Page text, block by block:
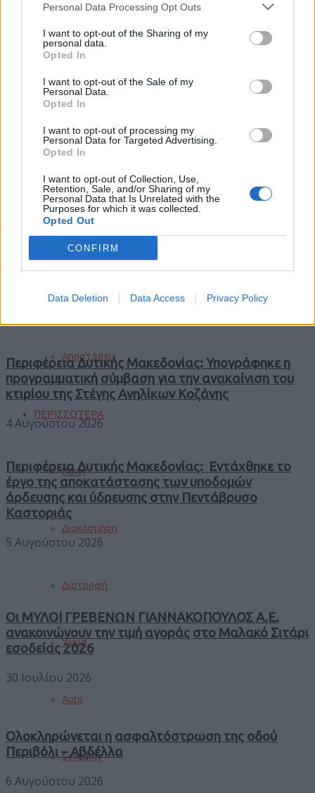
Personal Data Processing Opt Outs
I want to opt-out of the Sharing of my
personal data.
Opted In
I want to opt-out of the Sale of my
Personal Data.
Opted In
I want to opt-out of processing my
Personal Data for Targeted Advertising.
Opted In
I want to opt-out of Collection, Use,
Retention, Sale, and/or Sharing of my
Personal Data that Is Unrelated with the
Purposes for which it was collected.
Opted Out
CONFIRM
Data Deletion Data Access Privacy Policy
Κηδείες
Φαρμακεία
Φωτιές
Τροχαία
Σεισμοί
Αποστάσεις
ΠΕΡΙΣΣΟΤΕΡΑ
Παιδί
Διακόσμηση
Διατροφή
Υγεία
Auto
Sexuality
Trending
Περιφέρεια Δυτικής Μακεδονίας: Υπογράφηκε η
προγραμματική σύμβαση για την ανακαίνιση του
κτιρίου της Στέγης Ανηλίκων Κοζάνης
4 Αυγούστου 2026
Περιφέρεια Δυτικής Μακεδονίας: Εντάχθηκε το
έργο της αποκατάστασης των υποδομών
άρδευσης και ύδρευσης στην Πεντάβρυσο
Καστοριάς
5 Αυγούστου 2026
Οι ΜΥΛΟΙ ΓΡΕΒΕΝΩΝ ΓΙΑΝΝΑΚΟΠΟΥΛΟΣ Α.Ε.
ανακοινώνουν την τιμή αγοράς στο Μαλακό Σιτάρι
εσοδείας 2026
30 Ιουλίου 2026
Ολοκληρώνεται η ασφαλτόστρωση της οδού
Περιβόλι – Αβδέλλα
6 Αυγούστου 2026